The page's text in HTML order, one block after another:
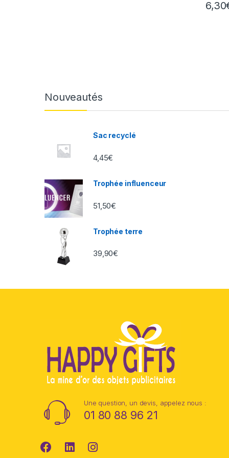
6,30
Nouveautés
Sac recyclé
4,45€
Trophée influenceur
51,50€
Trophée terre
39,90€
Une question, un devis, appelez nous :
01 80 88 96 21